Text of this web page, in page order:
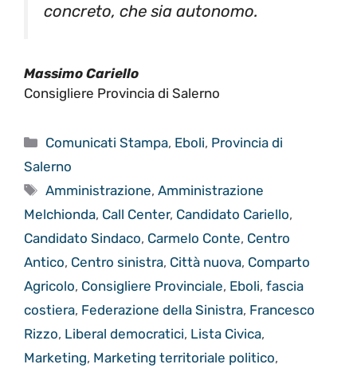
concreto, che sia autonomo.
Massimo Cariello
Consigliere Provincia di Salerno
Categorie
Comunicati Stampa, Eboli, Provincia di
Salerno
Tag
Amministrazione,Amministrazione
Melchionda, Call Center, Candidato Cariello,
Candidato Sindaco, Carmelo Conte, Centro
Antico, Centro sinistra, Città nuova, Comparto
Agricolo, Consigliere Provinciale, Eboli, fascia
costiera, Federazione della Sinistra, Francesco
Rizzo, Liberal democratici, Lista Civica,
Marketing, Marketing territoriale politico,